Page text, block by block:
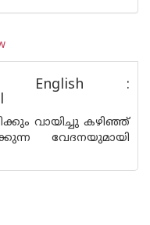
English :
വായിച്ചു കഴിഞ്ഞ്
വേദനയുമായി